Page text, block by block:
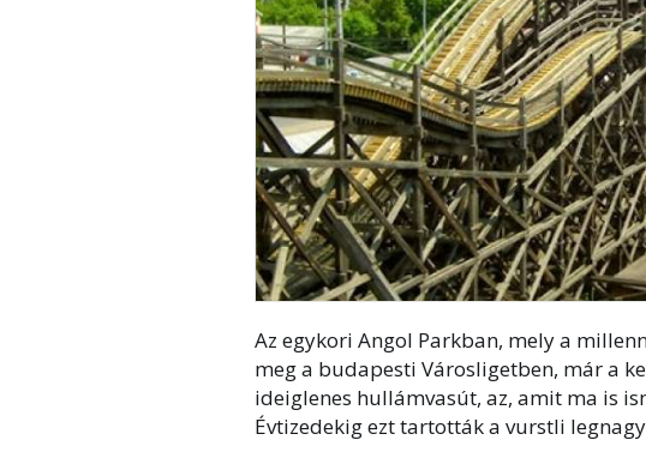
Az egykori Angol Parkban, mely a
meg a budapesti Városligetben, már a
ideiglenes hullámvasút, az, amit ma is
Évtizedekig ezt tartották a vurstli